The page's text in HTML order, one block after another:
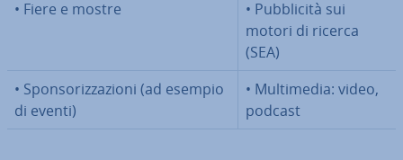
• Fiere e mostre
• Pub­bli­ci­tà sui
motori di ricerca
(SEA)
• Spon­so­riz­za­zio­ni (ad esempio
di eventi)
• Mul­ti­me­dia: video,
podcast